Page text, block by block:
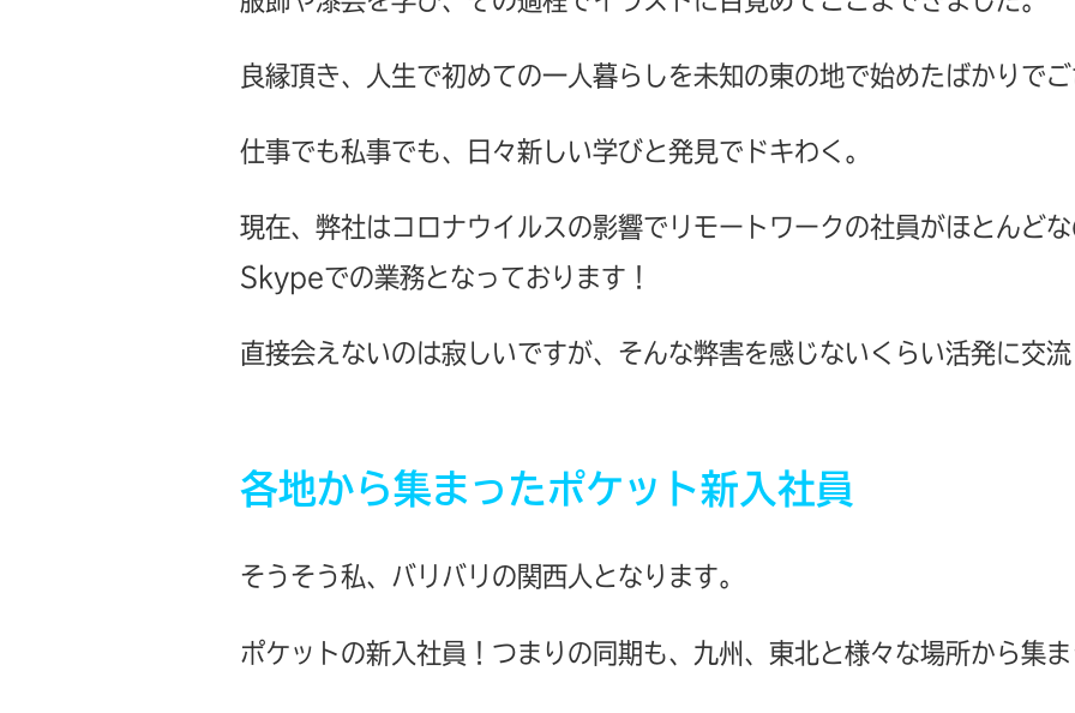
良縁頂き、人生で初めての一人暮らしを未知の東の地で始めたばかりでご
仕事でも私事でも、日々新しい学びと発見でドキわく。
現在、弊社はコロナウイルスの影響でリモートワークの社員がほとんど
Skypeでの業務となっております！
直接会えないのは寂しいですが、そんな弊害を感じないくらい活発に交流
各地から集まったポケット新入社員
そうそう私、バリバリの関西人となります。
ポケットの新入社員！つまりの同期も、九州、東北と様々な場所から集ま